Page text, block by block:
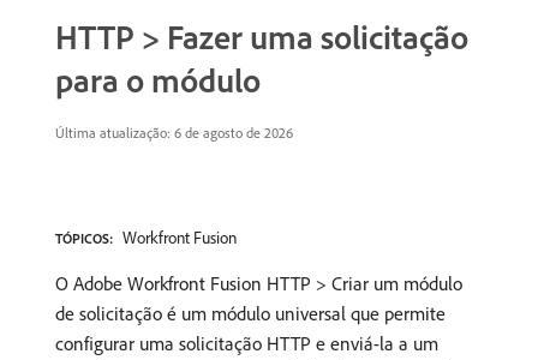
HTTP > Fazer uma solicitação
para o módulo
Última atualização: 6 de agosto de 2026
TÓPICOS: Workfront Fusion
O Adobe Workfront Fusion HTTP > Criar um módulo
de solicitação é um módulo universal que permite
configurar uma solicitação HTTP e enviá-la a um